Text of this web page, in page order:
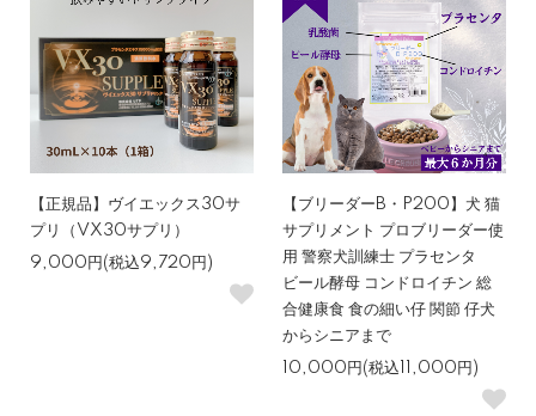
【正規品】ヴイエックス30サ
プリ（VX30サプリ）
9,000円(税込9,720円)
【ブリーダーB・P200】犬 猫
サプリメント プロブリーダー使
用 警察犬訓練士 プラセンタ
ビール酵母 コンドロイチン 総
合健康食 食の細い仔 関節 仔犬
からシニアまで
10,000円(税込11,000円)